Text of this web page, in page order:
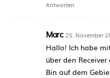
Antworten
Marc 25. November
Hallo! Ich habe
über den Receiver
Bin auf dem